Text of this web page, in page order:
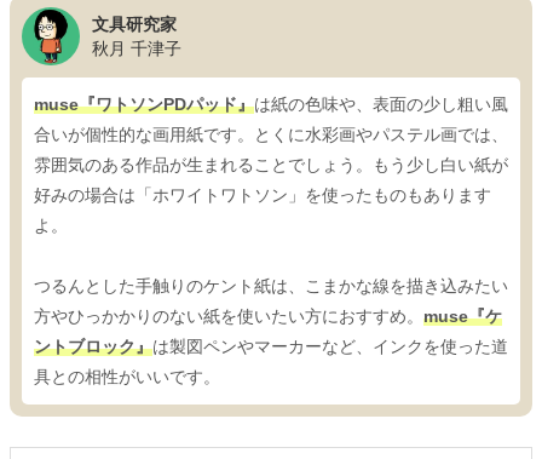
文具研究家
秋月 千津子
muse『ワトソンPDパッド』は紙の色味や、表面の少し粗い風
合いが個性的な画用紙です。とくに水彩画やパステル画では、
雰囲気のある作品が生まれることでしょう。もう少し白い紙が
好みの場合は「ホワイトワトソン」を使ったものもあります
よ。
つるんとした手触りのケント紙は、こまかな線を描き込みたい
方やひっかかりのない紙を使いたい方におすすめ。 muse『ケ
ントブロック』は製図ペンやマーカーなど、インクを使った道
具との相性がいいです。